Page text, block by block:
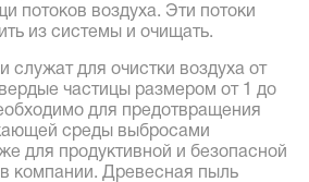
потоков воздуха. Эти потоки
из системы и очищать.
служат для очистки воздуха от
частицы размером от 1 до
для предотвращения
среды выбросами
для продуктивной и безопасной
компании. Древесная пыль